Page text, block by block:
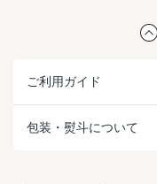
ご利用ガイド
包装・熨斗について